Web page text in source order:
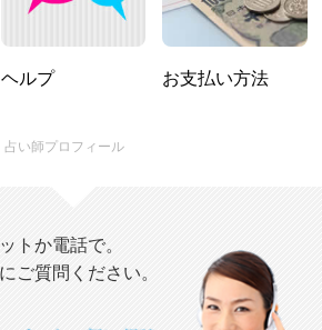
ヘルプ お支払い方法
い師プロフィール
トか電話で。
ご質問ください。